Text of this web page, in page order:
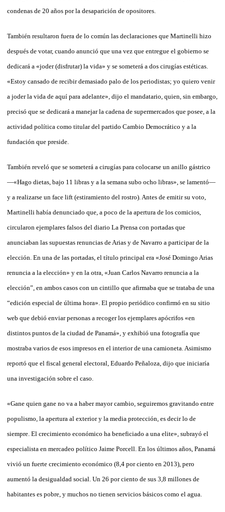
condenas de 20 años por la desaparición de opositores.
También resultaron fuera de lo común las declaraciones que Martinelli hizo
después de votar, cuando anunció que una vez que entregue el gobierno se
dedicará a «joder (disfrutar) la vida» y se someterá a dos cirugías estéticas.
«Estoy cansado de recibir demasiado palo de los periodistas; yo quiero venir
a joder la vida de aquí para adelante», dijo el mandatario, quien, sin embargo,
precisó que se dedicará a manejar la cadena de supermercados que posee, a la
actividad política como titular del partido Cambio Democrático y a la
fundación que preside.
También reveló que se someterá a cirugías para colocarse un anillo gástrico
—«Hago dietas, bajo 11 libras y a la semana subo ocho libras», se lamentó—
y a realizarse un face lift (estiramiento del rostro). Antes de emitir su voto,
Martinelli había denunciado que, a poco de la apertura de los comicios,
circularon ejemplares falsos del diario La Prensa con portadas que
anunciaban las supuestas renuncias de Arias y de Navarro a participar de la
elección. En una de las portadas, el título principal era «José Domingo Arias
renuncia a la elección» y en la otra, «Juan Carlos Navarro renuncia a la
elección”, en ambos casos con un cintillo que afirmaba que se trataba de una
“edición especial de última hora». El propio periódico confirmó en su sitio
web que debió enviar personas a recoger los ejemplares apócrifos «en
distintos puntos de la ciudad de Panamá», y exhibió una fotografía que
mostraba varios de esos impresos en el interior de una camioneta. Asimismo
reportó que el fiscal general electoral, Eduardo Peñaloza, dijo que iniciaría
una investigación sobre el caso.
«Gane quien gane no va a haber mayor cambio, seguiremos gravitando entre
populismo, la apertura al exterior y la media protección, es decir lo de
siempre. El crecimiento económico ha beneficiado a una elite», subrayó el
especialista en mercadeo político Jaime Porcell. En los últimos años, Panamá
vivió un fuerte crecimiento económico (8,4 por ciento en 2013), pero
aumentó la desigualdad social. Un 26 por ciento de sus 3,8 millones de
habitantes es pobre, y muchos no tienen servicios básicos como el agua.